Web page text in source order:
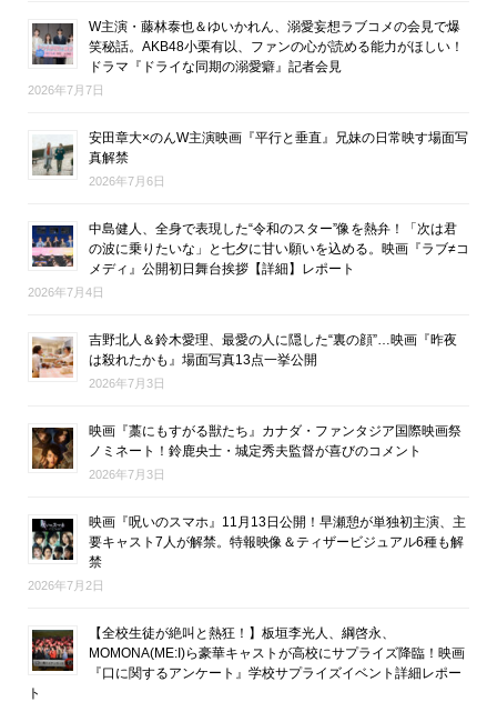
W主演・藤林泰也＆ゆいかれん、溺愛妄想ラブコメの会見で爆
笑秘話。AKB48小栗有以、ファンの心が読める能力がほしい！
ドラマ『ドライな同期の溺愛癖』記者会見
2026年7月7日
安田章大×のんW主演映画『平行と垂直』兄妹の日常映す場面写
真解禁
2026年7月6日
中島健人、全身で表現した“令和のスター”像を熱弁！「次は君
の波に乗りたいな」と七夕に甘い願いを込める。映画『ラブ≠コ
メディ』公開初日舞台挨拶【詳細】レポート
2026年7月4日
吉野北人＆鈴木愛理、最愛の人に隠した“裏の顔”…映画『昨夜
は殺れたかも』場面写真13点一挙公開
2026年7月3日
映画『藁にもすがる獣たち』カナダ・ファンタジア国際映画祭
ノミネート！鈴鹿央士・城定秀夫監督が喜びのコメント
2026年7月3日
映画『呪いのスマホ』11月13日公開！早瀬憩が単独初主演、主
要キャスト7人が解禁。特報映像＆ティザービジュアル6種も解
禁
2026年7月2日
【全校生徒が絶叫と熱狂！】板垣李光人、綱啓永、
MOMONA(ME:I)ら豪華キャストが高校にサプライズ降臨！映画
『口に関するアンケート』学校サプライズイベント詳細レポー
ト